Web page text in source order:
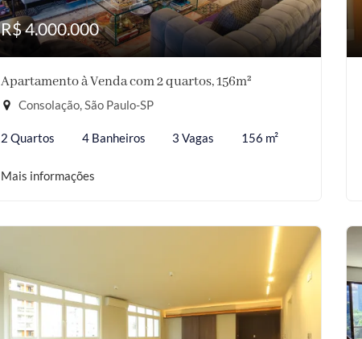
R$ 4.000.000
Apartamento à Venda com 2 quartos, 156m²
Consolação, São Paulo-SP
2 Quartos 4 Banheiros 3 Vagas 156 m²
Mais informações